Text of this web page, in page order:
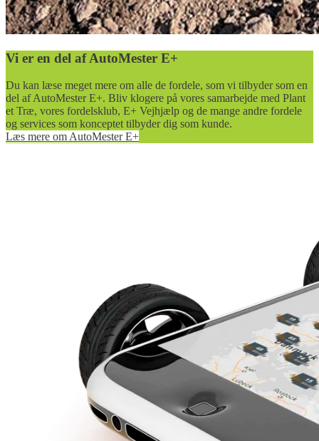
Vi er en del af AutoMester E+
Du kan læse meget mere om alle de fordele, som vi tilbyder som en
del af AutoMester E+. Bliv klogere på vores samarbejde med Plant
et Træ, vores fordelsklub, E+ Vejhjælp og de mange andre fordele
og services som konceptet tilbyder dig som kunde.
Læs mere om AutoMester E+